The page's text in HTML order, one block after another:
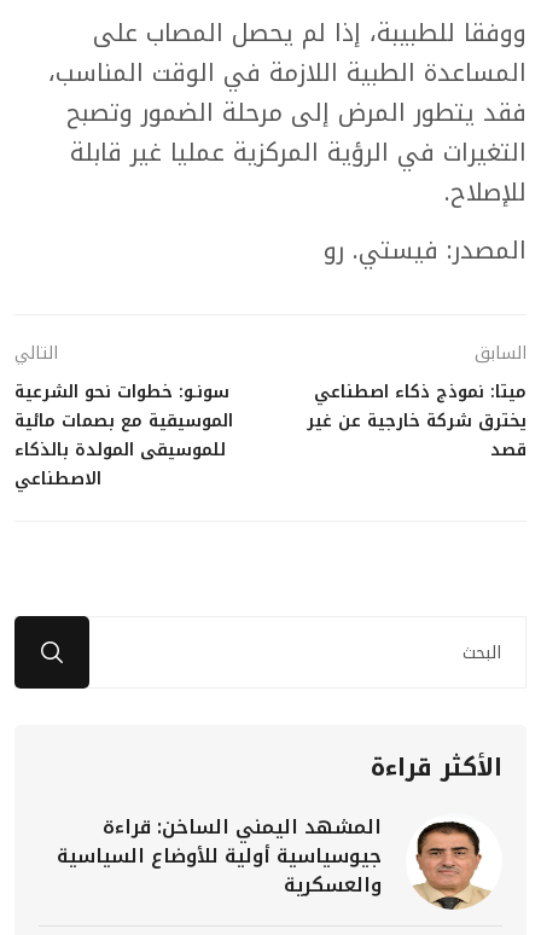
ووفقا للطبيبة، إذا لم يحصل المصاب على
المساعدة الطبية اللازمة في الوقت المناسب،
فقد يتطور المرض إلى مرحلة الضمور وتصبح
التغيرات في الرؤية المركزية عمليا غير قابلة
للإصلاح.
المصدر: فيستي. رو
السابق
ميتا: نموذج ذكاء اصطناعي
يخترق شركة خارجية عن غير
قصد
التالي
سونـو: خطوات نحو الشرعية
الموسيقية مع بصمات مائية
للموسيقى المولدة بالذكاء
الاصطناعي
الأكثر قراءة
المشهد اليمني الساخن: قراءة
جيوسياسية أولية للأوضاع السياسية
والعسكرية